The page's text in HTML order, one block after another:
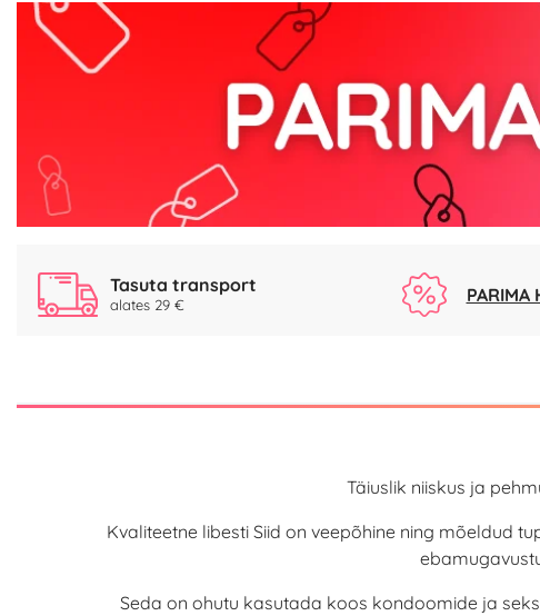
Tasuta transport
alates 29 € PARIMA
Täiuslik niiskus ja
Kvaliteetne libesti Siid on veepõhine ning mõeldud
Seda on ohutu kasutada koos kondoomide ja